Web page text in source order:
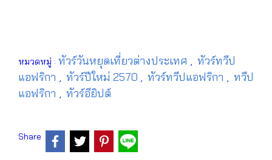
หมวดหมู่ : ทัวร์วันหยุดเที่ยวต่างประเทศ , ทัวร์ทวีป
แอฟริกา , ทัวร์ปีใหม่ 2570 , ทัวร์ทวีปแอฟริกา , ทวีป
แอฟริกา , ทัวร์อียิปต์
Share